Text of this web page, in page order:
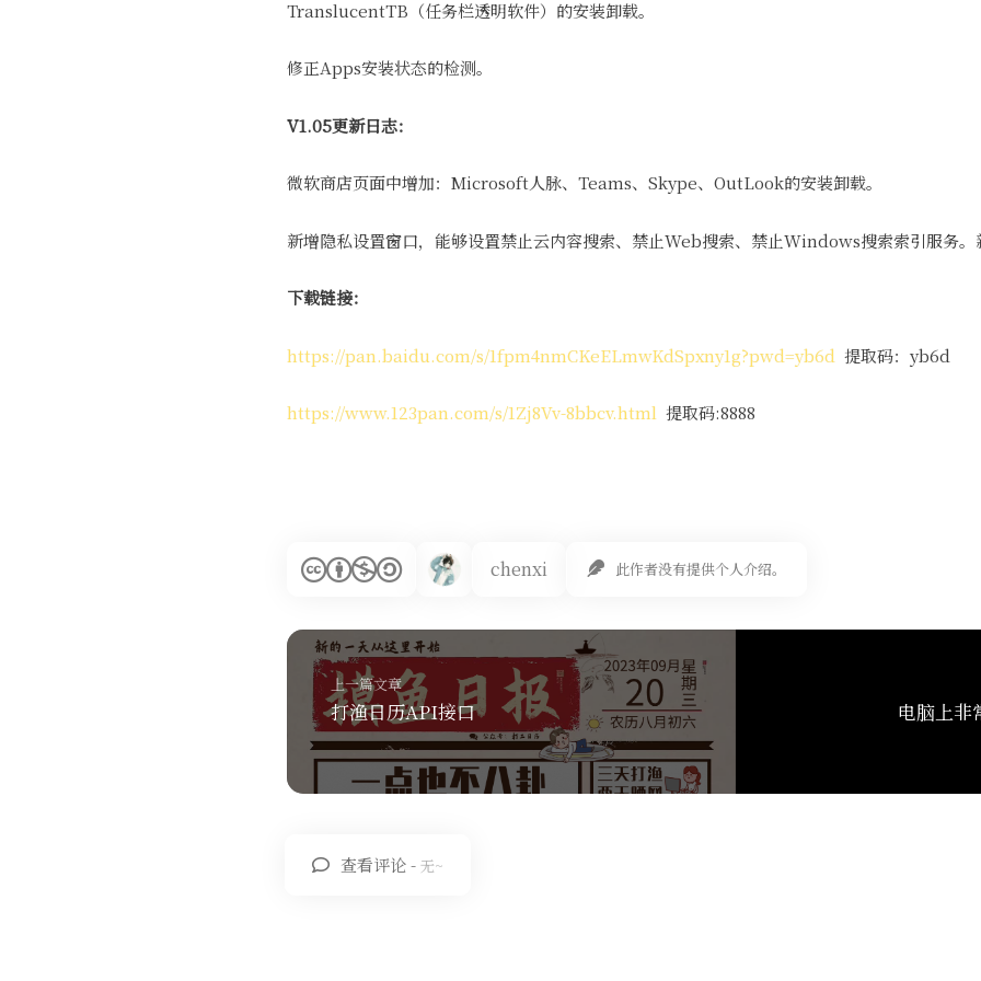
TranslucentTB（任务栏透明软件）的安装卸载。
修正Apps安装状态的检测。
V1.05更新日志：
微软商店页面中增加：Microsoft人脉、Teams、Skype、OutLook的安装卸载。
新增隐私设置窗口，能够设置禁止云内容搜索、禁止Web搜索、禁止Windows搜索索引服务。
下载链接：
https://pan.baidu.com/s/1fpm4nmCKeELmwKdSpxny1g?pwd=yb6d 提取码：yb6d
https://www.123pan.com/s/1Zj8Vv-8bbcv.html 提取码:8888
chenxi 此作者没有提供个人介绍。
上一篇文章
打渔日历API接口 电脑上非
查看评论 -无~